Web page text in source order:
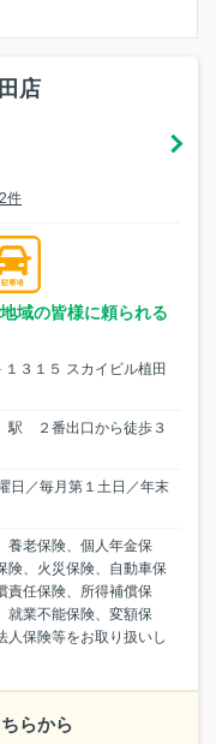
店
件
域の皆様に頼られる
３１５ スカイビル植田
駅 ２番出口から徒歩３
日／毎月第１土日／年末
養老保険、個人年金保
険、火災保険、自動車保
責任保険、所得補償保
就業不能保険、変額保
人保険等をお取り扱いし
らから